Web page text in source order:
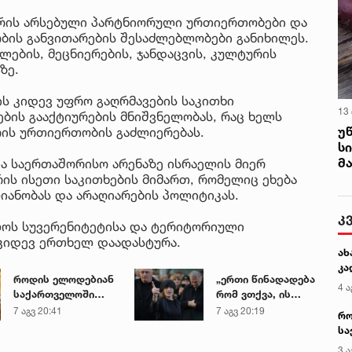
არსებული პარტნიორული ურთიერთობები და
განვითარების შესაძლებლობები განიხილეს.
მეცნიერების, ჯანდაცვის, კულტურის
კიდევ უფრო გაღრმავების საკითხი
გააქტიურების მნიშვნელობას, რაც ხელს
ურთიერთობის გაძლიერებას.
საერთაშორისო არენაზე ისრაელის მიერ
ისეთი საკითხების მიმართ, რომელიც ეხება
და არაღიარების პოლიტიკას.
სუვერენიტეტისა და ტერიტორიული
ერთხელ დაადასტურა.
როდის ელოდებიან
საქართველოში
+40-გრადუსიან
7 აგვ 20:41
„ერთი წინადადება
რომ ვთქვა, ის
გახდის ნათელს,
7 აგვ 20:19
13
4